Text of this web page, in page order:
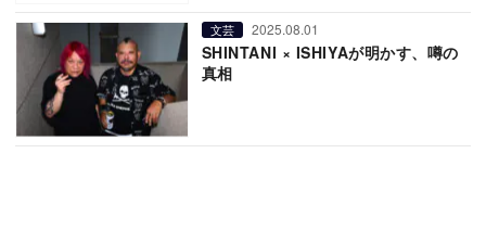
文芸 2025.08.01
SHINTANI × ISHIYAが明かす、噂の
真相